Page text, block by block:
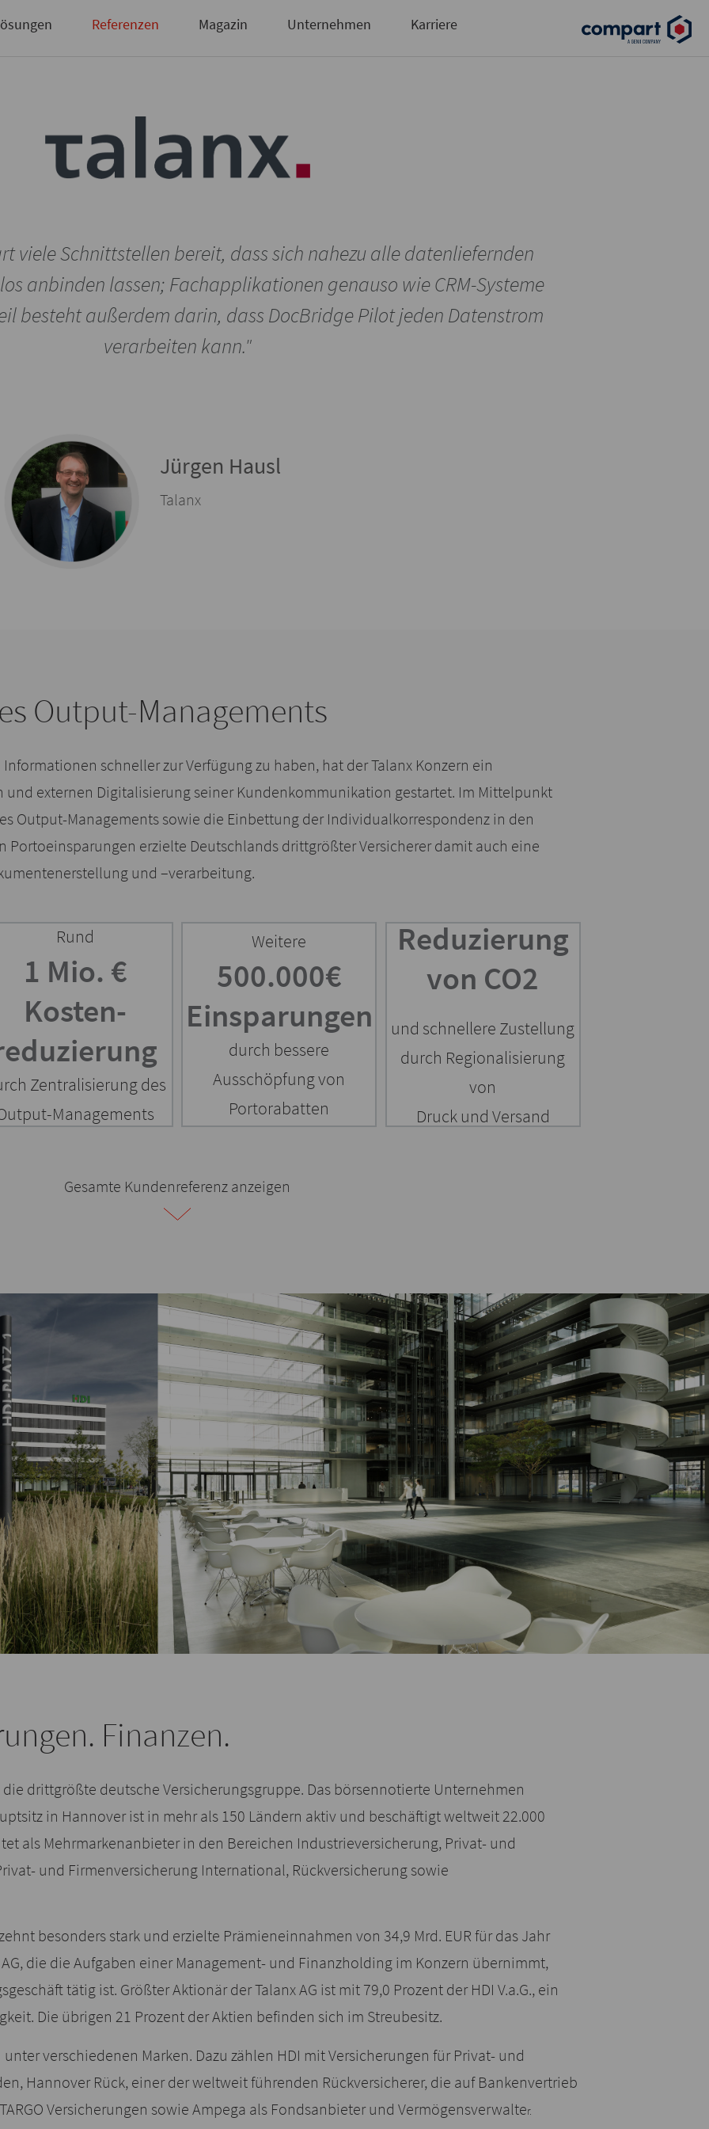
Referenzen Magazin Unternehmen Karriere
viele Schnittstellen bereit, dass sich nahezu alle datenliefernden
anbinden lassen; Fachapplikationen genauso wie CRM-Systeme
besteht außerdem darin, dass DocBridge Pilot jeden Datenstrom
verarbeiten kann."
Jürgen Hausl
Talanx
Output-Managements
schneller zur Verfügung zu haben, hat der Talanx Konzern ein
und externen Digitalisierung seiner Kundenkommunikation gestartet. Im Mittelpunkt
Output-Managements sowie die Einbettung der Individualkorrespondenz in den
Portoeinsparungen erzielte Deutschlands drittgrößter Versicherer damit auch eine
und –verarbeitung.
Rund
1 Mio. €
Kosten-
Zentralisierung des
Managements
Weitere
500.000€
Einsparungen
durch bessere
Ausschöpfung von
Portorabatten
Reduzierung
von CO2
und schnellere Zustellung
durch Regionalisierung
von
Druck und Versand
Gesamte Kundenreferenz anzeigen
Finanzen.
drittgrößte deutsche Versicherungsgruppe. Das börsennotierte Unternehmen
in Hannover ist in mehr als 150 Ländern aktiv und beschäftigt weltweit 22.000
als Mehrmarkenanbieter in den Bereichen Industrieversicherung, Privat- und
und Firmenversicherung International, Rückversicherung sowie
besonders stark und erzielte Prämieneinnahmen von 34,9 Mrd. EUR für das Jahr
die die Aufgaben einer Management- und Finanzholding im Konzern übernimmt,
tätig ist. Größter Aktionär der Talanx AG ist mit 79,0 Prozent der HDI V.a.G., ein
Die übrigen 21 Prozent der Aktien befinden sich im Streubesitz.
verschiedenen Marken. Dazu zählen HDI mit Versicherungen für Privat- und
Hannover Rück, einer der weltweit führenden Rückversicherer, die auf Bankenvertrieb
Versicherungen sowie Ampega als Fondsanbieter und Vermögensverwalter.